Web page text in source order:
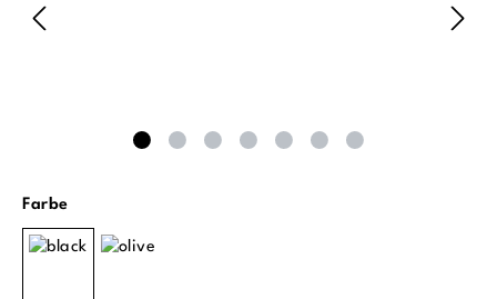
Farbeauswählen